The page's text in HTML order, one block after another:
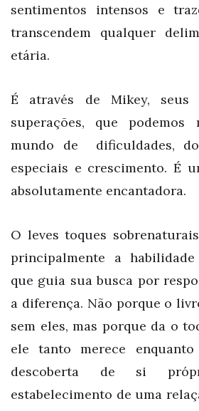
sentimentos intensos e
transcendem qualquer
etária.
É através de Mikey, seus
superações, que
mundo de dificuldades,
especiais e crescimento. É
absolutamente encantadora.
O leves toques
principalmente a
que guia sua busca por
a diferença. Não porque o
sem eles, mas porque da o
ele tanto merece
descoberta de si
estabelecimento de uma